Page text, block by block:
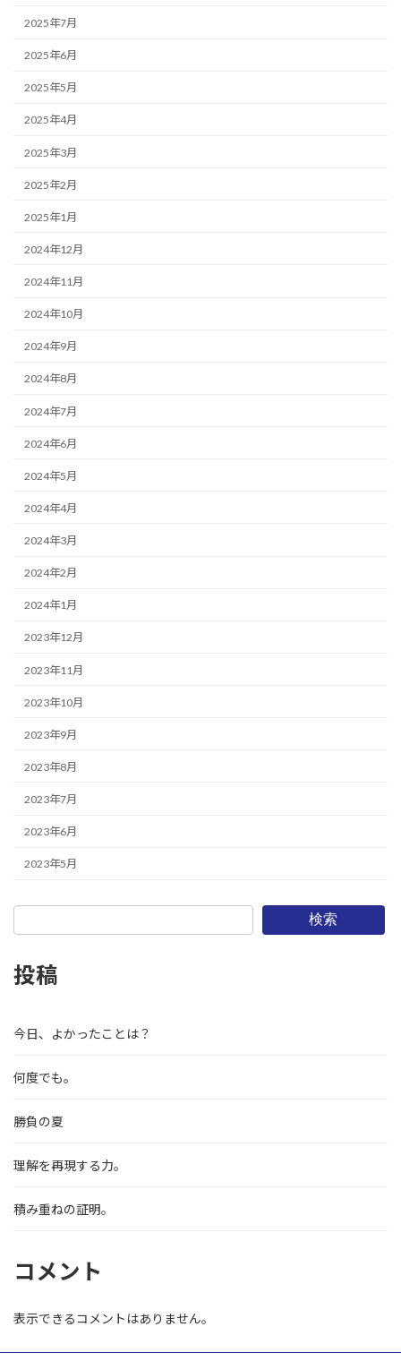
2025年7月
2025年6月
2025年5月
2025年4月
2025年3月
2025年2月
2025年1月
2024年12月
2024年11月
2024年10月
2024年9月
2024年8月
2024年7月
2024年6月
2024年5月
2024年4月
2024年3月
2024年2月
2024年1月
2023年12月
2023年11月
2023年10月
2023年9月
2023年8月
2023年7月
2023年6月
2023年5月
検索
投稿
今日、よかったことは？
何度でも。
勝負の夏
理解を再現する力。
積み重ねの証明。
コメント
表示できるコメントはありません。